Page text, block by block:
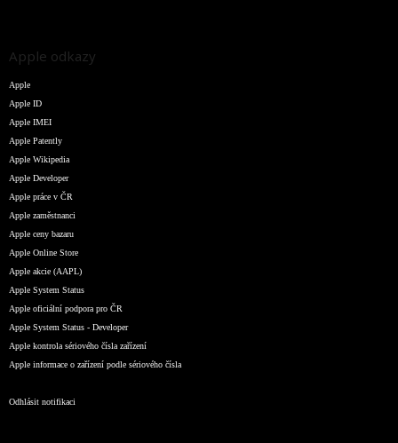
Apple odkazy
Apple
Apple ID
Apple IMEI
Apple Patently
Apple Wikipedia
Apple Developer
Apple práce v ČR
Apple zaměstnanci
Apple ceny bazaru
Apple Online Store
Apple akcie (AAPL)
Apple System Status
Apple oficiální podpora pro ČR
Apple System Status - Developer
Apple kontrola sériového čísla zařízení
Apple informace o zařízení podle sériového čísla
Odhlásit notifikaci